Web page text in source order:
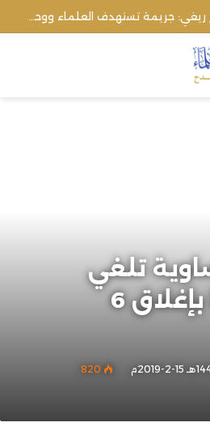
تلغي
قرارا حكوميا بإغلاق 6
820